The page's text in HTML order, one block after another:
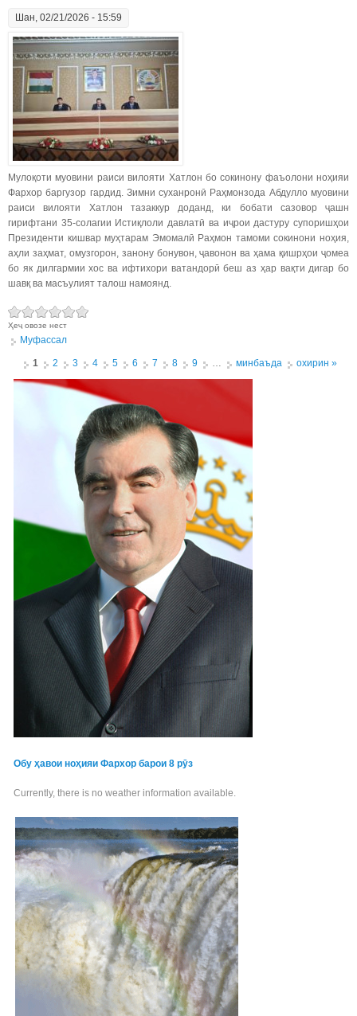
Шан, 02/21/2026 - 15:59
Мулоқоти муовини раиси вилояти Хатлон бо сокинону фаъолони ноҳияи
Фархор баргузор гардид. Зимни суханронӣ Раҳмонзода Абдулло муовини
раиси вилояти Хатлон тазаккур доданд, ки бобати сазовор ҷашн
гирифтани 35-солагии Истиқлоли давлатӣ ва иҷрои дастуру супоришҳои
Президенти кишвар муҳтарам Эмомалӣ Раҳмон тамоми сокинони ноҳия,
аҳли заҳмат, омузгорон, занону бонувон, ҷавонон ва ҳама қишрҳои ҷомеа
бо як дилгармии хос ва ифтихори ватандорӣ беш аз ҳар вақти дигар бо
шавқ ва масъулият талош намоянд.
Ҳеҷ овозе нест
Муфассал
Pages
1 2 3 4 5 6 7 8 9 … минбаъда охирин »
Обу ҳавои ноҳияи Фархор барои 8 рӯз
Currently, there is no weather information available.